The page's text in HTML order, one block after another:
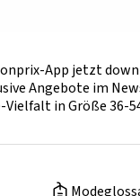
App jetzt
Angebote im
Vielfalt in Größe 36-